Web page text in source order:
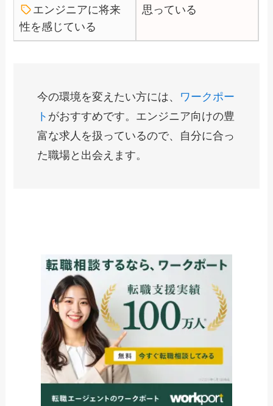
エンジニアに将来
性を感じている
思っている
今の環境を変えたい方には、 ワークポー
ト がおすすめです。エンジニア向けの豊
富な求人を扱っているので、自分に合っ
た職場と出会えます。